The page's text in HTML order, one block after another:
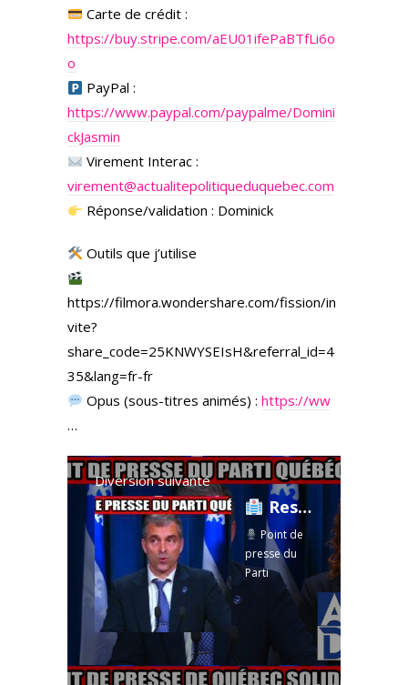
Carte de crédit :
https://buy.stripe.com/aEU01ifePaBTfLi6o
o
PayPal :
https://www.paypal.com/paypalme/Domini
ckJasmin
Virement Interac :
virement@actualitepolitiqueduquebec.com
Réponse/validation : Dominick
Outils que j’utilise
https://filmora.wondershare.com/fission/in
vite?
share_code=25KNWYSEIsH&referral_id=4
35&lang=fr-fr
Opus (sous-titres animés) :https://ww
…
Diversion suivante
Ressources intermédiaires : le PQ exige qu'on cesse d'être patient!
Point de
presse du
Parti
québécois —
chauds en
rafale!
Le